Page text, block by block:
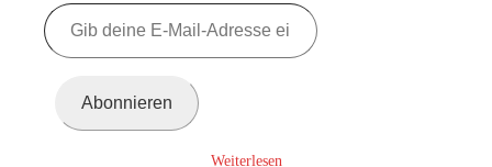
Gib
deine
E-
Abonnieren
Weiterlesen